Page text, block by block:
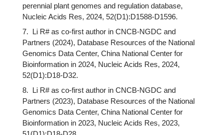
perennial plant genomes and regulation database,
Nucleic Acids Res, 2024, 52(D1):D1588-D1596.
7. Li R# as co-first author in CNCB-NGDC and
Partners (2024), Database Resources of the National
Genomics Data Center, China National Center for
Bioinformation in 2024, Nucleic Acids Res, 2024,
52(D1):D18-D32.
8. Li R# as co-first author in CNCB-NGDC and
Partners (2023), Database Resources of the National
Genomics Data Center, China National Center for
Bioinformation in 2023, Nucleic Acids Res, 2023,